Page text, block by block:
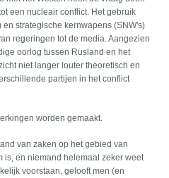
een nucleair conflict. Het gebruik
strategische kernwapens (SNW's)
regeringen tot de media. Aangezien
oorlog tussen Rusland en het
niet langer louter theoretisch en
partijen in het conflict
worden gemaakt.
van zaken op het gebied van
en niemand helemaal zeker weet
voorstaan, gelooft men (en